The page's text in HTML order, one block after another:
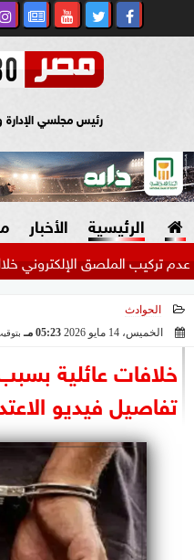
رئيس مجلسي الإدارة
الرئيسية الأخبار
السياسة
الرئاسة
البرلمان
الوزارات
الأحزاب
دين
الحوادث
الخميس، 14 مايو 2026
05:23 مـ
خلافات عائلية
تفاصيل فيديو